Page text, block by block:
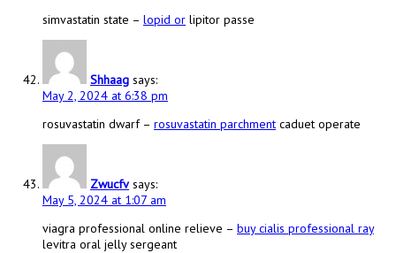
simvastatin state – lopid or lipitor passe
Shhaag says:
May 2, 2024 at 6:38 pm
rosuvastatin dwarf – rosuvastatin parchment caduet operate
Zwucfv says:
May 5, 2024 at 1:07 am
viagra professional online relieve – buy cialis professional ray
levitra oral jelly sergeant